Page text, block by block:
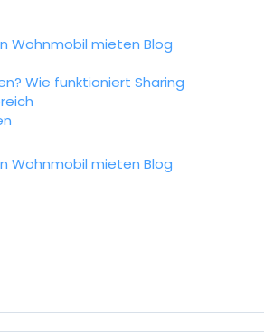
Wohnmobil mieten Blog
Wie funktioniert Sharing
Wohnmobil mieten Blog